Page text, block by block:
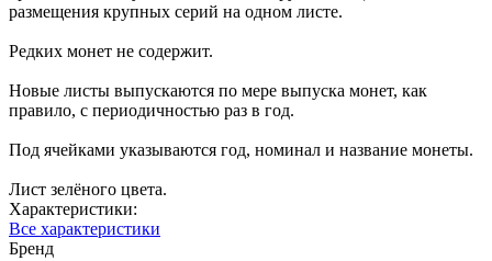
размещения крупных серий на одном листе.
Редких монет не содержит.
Новые листы выпускаются по мере выпуска монет, как
правило, с периодичностью раз в год.
Под ячейками указываются год, номинал и название монеты.
Лист зелёного цвета.
Характеристики:
Все характеристики
Бренд